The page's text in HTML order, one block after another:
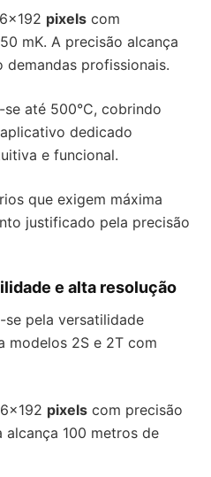
pixels com
mK. A precisão alcança
demandas profissionais.
até 500°C, cobrindo
dedicado
e funcional.
que exigem máxima
justificado pela precisão
e alta resolução
se pela versatilidade
modelos 2S e 2T com
pixels com precisão
alcança 100 metros de